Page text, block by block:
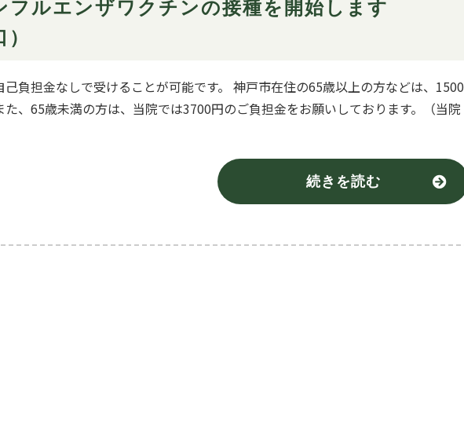
フルエンザワクチンの接種を開始します
負担金なしで受けることが可能です。 神戸市在住の65歳以上の方などは、1500
、65歳未満の方は、当院では3700円のご負担金をお願いしております。（当院
続きを読む